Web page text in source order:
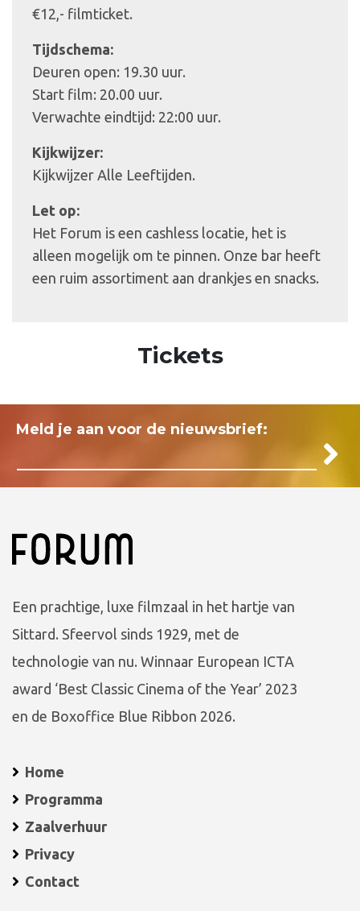
€12,- filmticket.
Tijdschema:
Deuren open: 19.30 uur.
Start film: 20.00 uur.
Verwachte eindtijd: 22:00 uur.
Kijkwijzer:
Kijkwijzer Alle Leeftijden.
Let op:
Het Forum is een cashless locatie, het is
alleen mogelijk om te pinnen. Onze bar heeft
een ruim assortiment aan drankjes en snacks.
Tickets
Meld je aan voor de nieuwsbrief:
Een prachtige, luxe filmzaal in het hartje van
Sittard. Sfeervol sinds 1929, met de
technologie van nu. Winnaar European ICTA
award ‘Best Classic Cinema of the Year’ 2023
en de Boxoffice Blue Ribbon 2026.
Home
Programma
Zaalverhuur
Privacy
Contact